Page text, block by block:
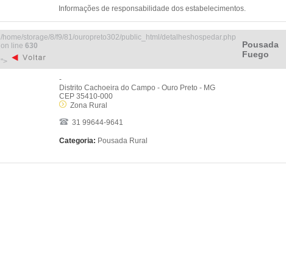
Informações de responsabilidade dos estabelecimentos.
/home/storage/8/f9/81/ouropreto302/public_html/detalheshospedar.php
on line 630
">
Pousada
Fuego
-
Distrito Cachoeira do Campo - Ouro Preto - MG
CEP 35410-000
Zona Rural
31 99644-9641
Categoria: Pousada Rural